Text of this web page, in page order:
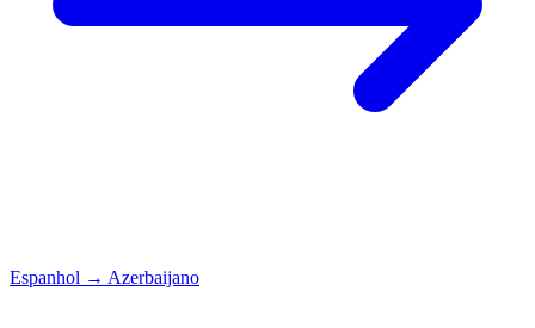
Espanhol → Azerbaijano